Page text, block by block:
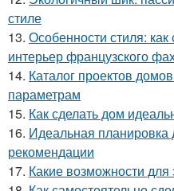
стиле
13. Особенности стиля:
интерьер французского
14. Каталог проектов
параметрам
15. Как сделать дом
16. Идеальная планировка
рекомендации
17. Какие возможности для